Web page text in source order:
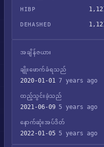
HIBP
DEHASHED
အချိန်ဇယား
ချိုးဖောက်ခံရသည်
2020-01-01 7 years ago
ထည့်သွင်းခဲ့သည်
2021-06-09 5 years ago
နောက်ဆုံးအပ်ဒိတ်
2022-01-05 5 years ago